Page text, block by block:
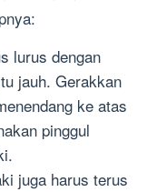
lurus dengan
jauh. Gerakkan
ke atas
pinggul
juga harus terus